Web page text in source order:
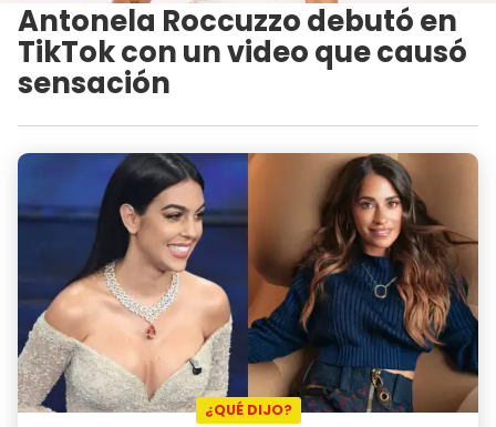
Antonela Roccuzzo debutó en
TikTok con un video que causó
sensación
¿QUÉ DIJO?